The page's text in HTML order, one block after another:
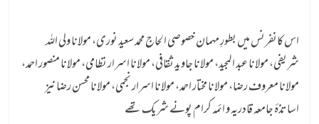
اس کانفرنس میں بطورِ مہمان خصوصی الحاج محمد سعید نوری، مولانا ولی اللہ
شریفی، مولانا عبد المجید، مولانا جاوید ثقافی، مولانا اسرار نظامی، مولانا منصور احمد،
مولانا معروف رضا، مولانا مختار احمد، مولانا اسرار نجمی، مولانا محسن رضا نیز
اساتذۂ جامعہ قادریہ و ائمہ کرام پونے شریک تھے